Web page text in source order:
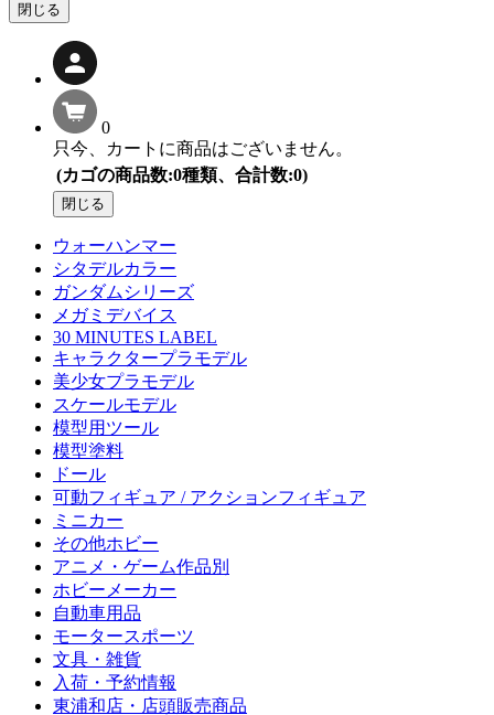
閉じる
0
只今、カートに商品はございません。
(カゴの商品数:0種類、合計数:0)
閉じる
ウォーハンマー
シタデルカラー
ガンダムシリーズ
メガミデバイス
30 MINUTES LABEL
キャラクタープラモデル
美少女プラモデル
スケールモデル
模型用ツール
模型塗料
ドール
可動フィギュア / アクションフィギュア
ミニカー
その他ホビー
アニメ・ゲーム作品別
ホビーメーカー
自動車用品
モータースポーツ
文具・雑貨
入荷・予約情報
東浦和店・店頭販売商品